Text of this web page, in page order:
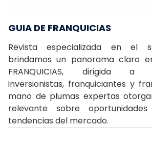
GUIA DE FRANQUICIAS
Revista especializada en el
brindamos un panorama claro
FRANQUICIAS, dirigida a
inversionistas, franquiciantes y
mano de plumas expertas
relevante sobre
tendencias del mercado.